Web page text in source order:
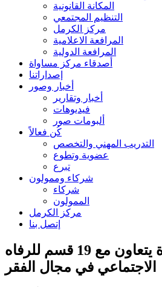
المكانة القانونية
التنظيم المجتمعي
مركز الكرمل
المرافعة الاعلامية
المرافعة الدولية
أصدقاء مركز مساواة
إصداراتنا
أخبار وصور
أخبار وتقارير
فيديوهات
ألبومات صور
كُن فعالاً
التدريب المهني والتخصص
عضوية وتطوع
تبرع
شركاء وممولون
شركاء
الممولون
مركز الكرمل
إتصل بنا
مركز مساواة يتعاون مع 19 قسم للرفاه
الاجتماعي في مجال الفقر